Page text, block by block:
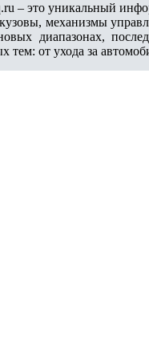
– это уникальный
механизмы
диапазонах,
тем: от ухода за